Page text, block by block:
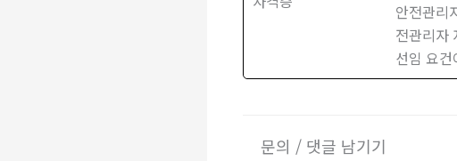
안전관리
전관리자
선임 요
문의 / 댓글 남기기